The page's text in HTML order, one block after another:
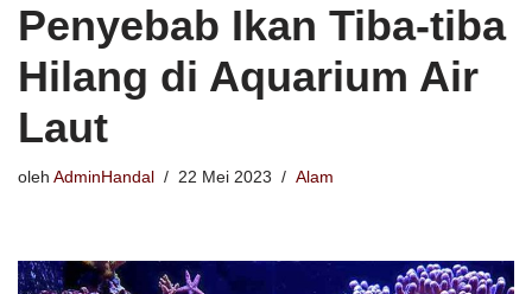
Penyebab Ikan Tiba-tiba
Hilang di Aquarium Air
Laut
oleh AdminHandal 22 Mei 2023 Alam